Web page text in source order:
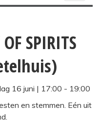
SPIRITS
16 juni | 17:00 - 19:00
en stemmen. Eén uit